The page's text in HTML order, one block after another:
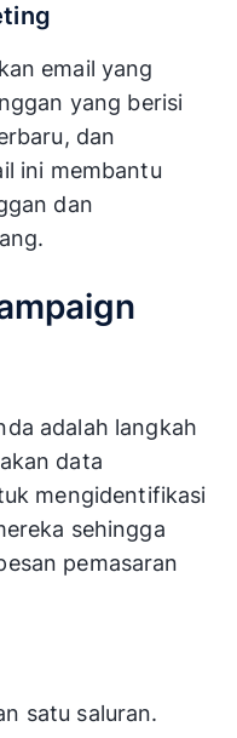
email yang
yang berisi
dan
ini membantu
dan
adalah langkah
data
mengidentifikasi
sehingga
pemasaran
satu saluran.